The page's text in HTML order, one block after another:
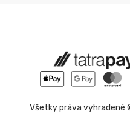
Všetky práva